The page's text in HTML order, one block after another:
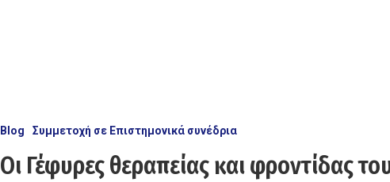
Blog Συμμετοχή σε Επιστημονικά συνέδρια
Οι Γέφυρες θεραπείας και φροντίδας